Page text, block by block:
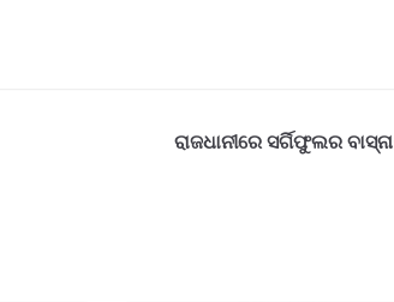
ରାଜଧାନୀରେ ସର୍ଗିଫୁଲର ବାସ୍ନା